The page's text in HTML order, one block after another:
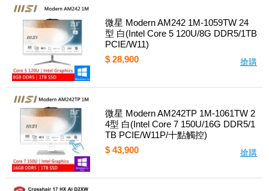
微星 Modern AM242 1M-1059TW 24
型 白(Intel Core 5 120U/8G DDR5/1TB
PCIE/W11)
$ 28,900
搶購
微星 Modern AM242TP 1M-1061TW 2
4型 白(Intel Core 7 150U/16G DDR5/1
TB PCIE/W11P/十點觸控)
$ 43,900
搶購